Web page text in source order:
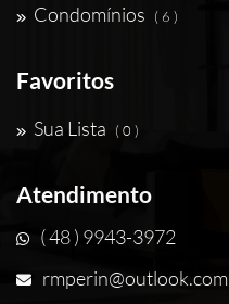
Condomínios ( 6 )
Favoritos
Sua Lista ( 0 )
Atendimento
( 48 ) 9943-3972
rmperin@outlook.com